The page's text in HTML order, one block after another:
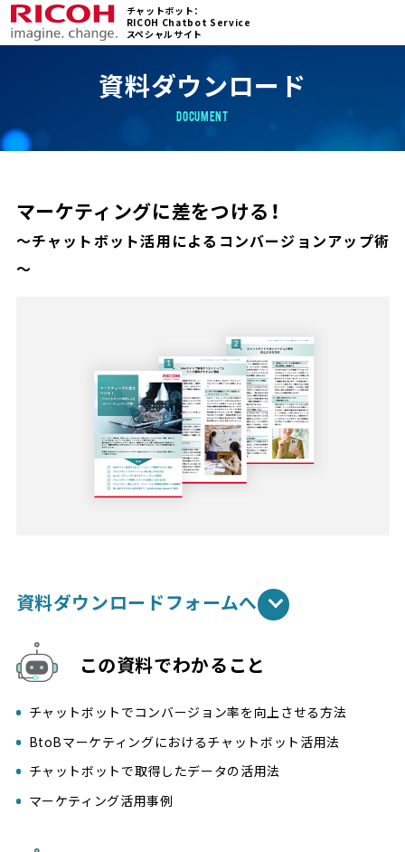
チャットボット：
RICOH Chatbot Service
スペシャルサイト
資料ダウンロード
DOCUMENT
マーケティングに差をつける！
～チャットボット活用によるコンバージョンアップ術
～
資料ダウンロードフォームへ
この資料でわかること
チャットボットでコンバージョン率を向上させる方法
BtoBマーケティングにおけるチャットボット活用法
チャットボットで取得したデータの活用法
マーケティング活用事例